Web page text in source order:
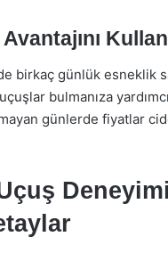
birkaç günlük esneklik
bulmanıza
günlerde fiyatlar